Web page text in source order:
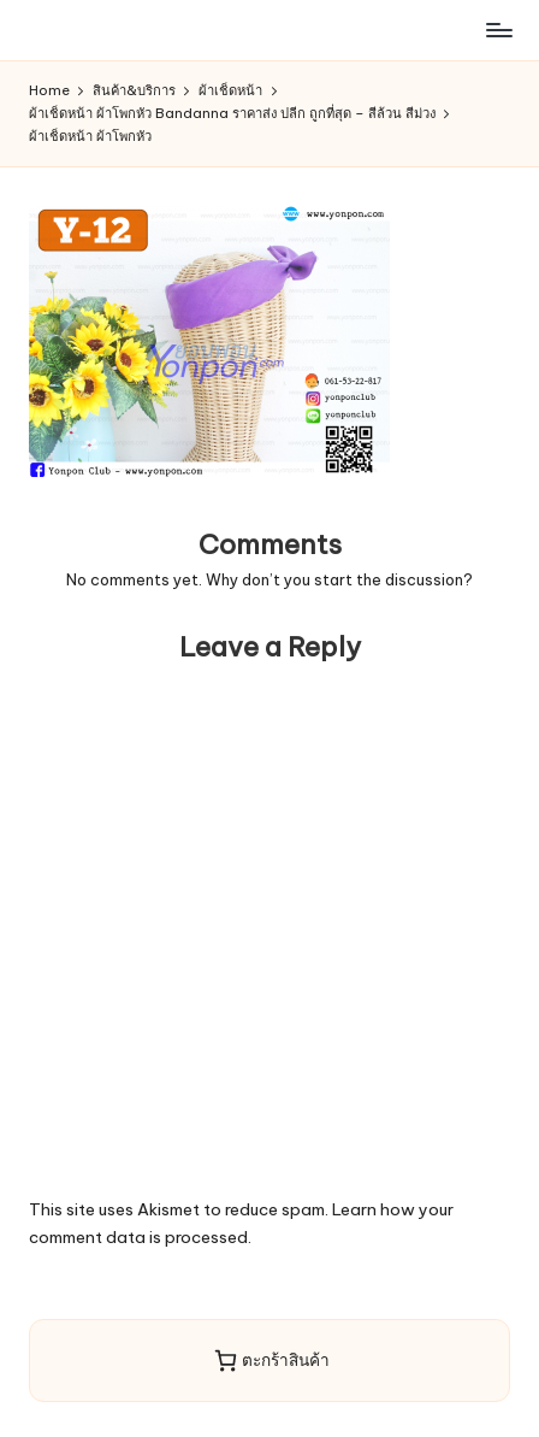
content
สินค้า
ออนไลน์
รัก
การ
ช็อป
Home สินค้า&บริการ
ผ้าเช็ดหน้า
ผ้าเช็ดหน้า ผ้าโพกหัว Bandanna ราคาส่ง ปลีก ถูกที่สุด – สีล้วน สีม่วง
ผ้าเช็ดหน้า ผ้าโพกหัว
Comments
No comments yet. Why don’t you start the discussion?
Leave a Reply
This site uses Akismet to reduce spam. Learn how your
comment data is processed.
ตะกร้าสินค้า